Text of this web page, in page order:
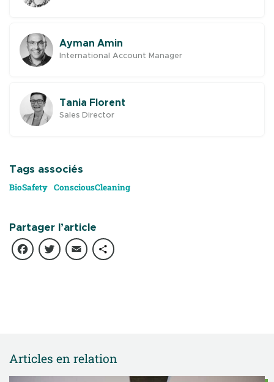
Ayman Amin
International Account Manager
Tania Florent
Sales Director
Tags associés
BioSafety ConsciousCleaning
Partager l’article
Facebook
Twitter
Email
Articles en relation